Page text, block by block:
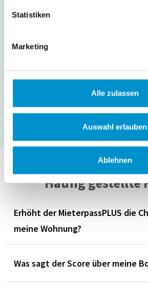
Statistiken
Marketing
Alle zulassen
Auswahl erlauben
Ablehnen
Vertrauen und Transparenz sind die
gutes Mietverhältnis.
Dafür haben wir den Mieterpass
Wunschwohnung, indem Sie sich von der
Bereits über 5.600 Vermieter vertrauen
aufMietercheck.de.
Häufig gestellte
Erhöht der MieterpassPLUS die
meine Wohnung?
Ja, der MieterpassPLUS kann Ihre
Wohnung erheblich erhöhen. Durch
Was sagt der Score über meine